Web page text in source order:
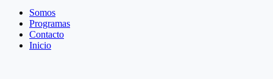
Somos
Programas
Contacto
Inicio